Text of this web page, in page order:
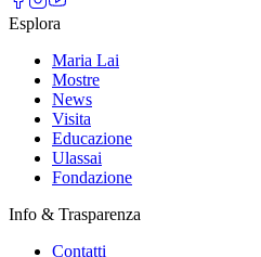
Esplora
Maria Lai
Mostre
News
Visita
Educazione
Ulassai
Fondazione
Info & Trasparenza
Contatti